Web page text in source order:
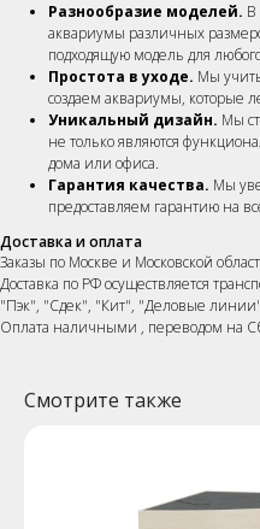
Разнообразие моделей. В
аквариумы различных
подходящую модель для
Простота в уходе. Мы
создаем аквариумы, которые
Уникальный дизайн. Мы
не только являются
дома или офиса.
Гарантия качества. Мы
предоставляем гарантию на
Доставка и оплата
Заказы по Москве и Московской
Доставка по РФ осуществляется
"Пэк", "Сдек", "Кит", "Деловые линии"
Оплата наличными , переводом на
Смотрите также